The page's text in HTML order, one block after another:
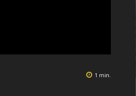
1 min.